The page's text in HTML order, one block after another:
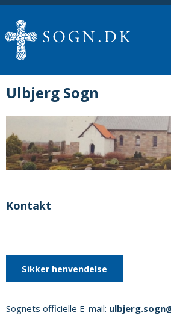
Ulbjerg Sogn
Kontakt
Sikker henvendelse
Sognets officielle E-mail: